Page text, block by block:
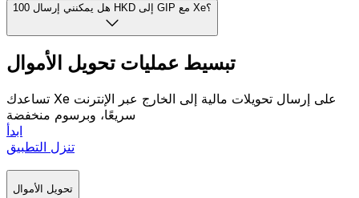
هل يمكنني إرسال 100 HKD إلى GIP مع Xe؟
تبسيط عمليات تحويل الأموال
تساعدك Xe على إرسال تحويلات مالية إلى الخارج عبر الإنترنت
سريعًا، وبرسوم منخفضة
ابدأ
تنزل التطبيق
تحويل الأموال